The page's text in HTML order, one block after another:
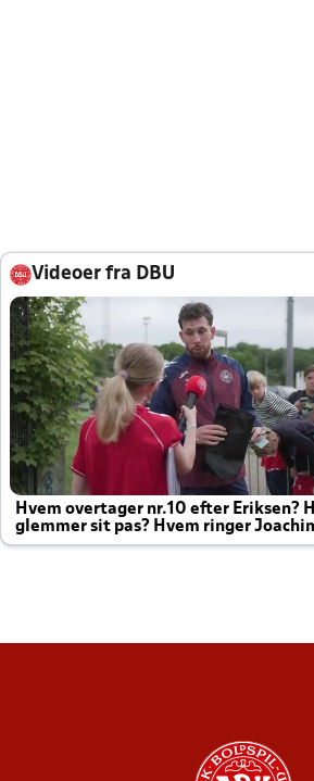
Videoer fra DBU
Hvem overtager nr.10 efter Eriksen?
glemmer sit pas? Hvem ringer
altid til efter kampe?